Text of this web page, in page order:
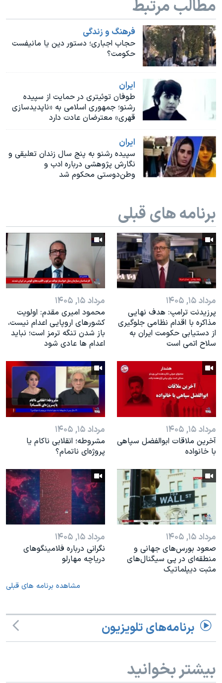
نرگس محمدی برنده جایزه نوبل صلح
همایش محافظه‌کاران آمریکا «سی‌پک»
صفحه‌های ویژه
مطالب مرتبط
فرهنگ و زندگی
حجاب اجباری؛ دستور دین یا مانیفست
حکومت؟
ايران
طوفان توئیتری در حمایت از سپیده
رشنو؛ جمهوری اسلامی به «ناپدیدسازی
قهری» معترضان عادت دارد
ايران
سپیده رشنو به پنج سال زندان تعلیقی و
نگارش پژوهشی درباره ادب و
وطن‌دوستی محکوم شد
برنامه های قبلی
مرداد ۱۵, ۱۴۰۵
پرزیدنت ترامپ: هدف نهایی
مذاکره با اقدام نظامی جلوگیری
از دستیابی حکومت ایران به
سلاح اتمی است
مرداد ۱۵, ۱۴۰۵
محمود امیری مقدم: اولویت
کشورهای اروپایی اعدام نیست،
باز شدن تنگه ترمز است؛ نباید
اعدام ها عادی شود
مرداد ۱۵, ۱۴۰۵
آخرین ملاقات ابوالفضل سپاهی
با خانواده
مرداد ۱۵, ۱۴۰۵
مشروطه؛ انقلابى ناكام یا
پروژه‌ای نا‌تمام؟
مرداد ۱۵, ۱۴۰۵
صعود بورس‌های جهانی و
منطقه‌ای در پی سیگنال‌های
مثبت دیپلماتیک
مرداد ۱۵, ۱۴۰۵
نگرانی درباره فلامینگوهای
دریاچه مهارلو
مشاهده برنامه های قبلی
برنامه‌های تلویزیون
بیشتر بخوانید